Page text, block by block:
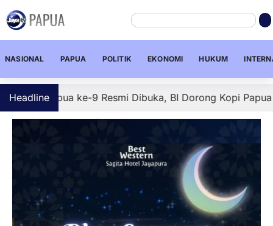
NASIONAL PAPUA POLITIK EKONOMI HUKUM
Headline
ke-9 Resmi Dibuka, BI Dorong Kopi Papua Tembus